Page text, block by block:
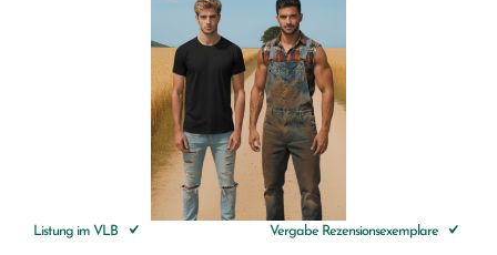
Listung im VLB Vergabe Rezensionsexemplare